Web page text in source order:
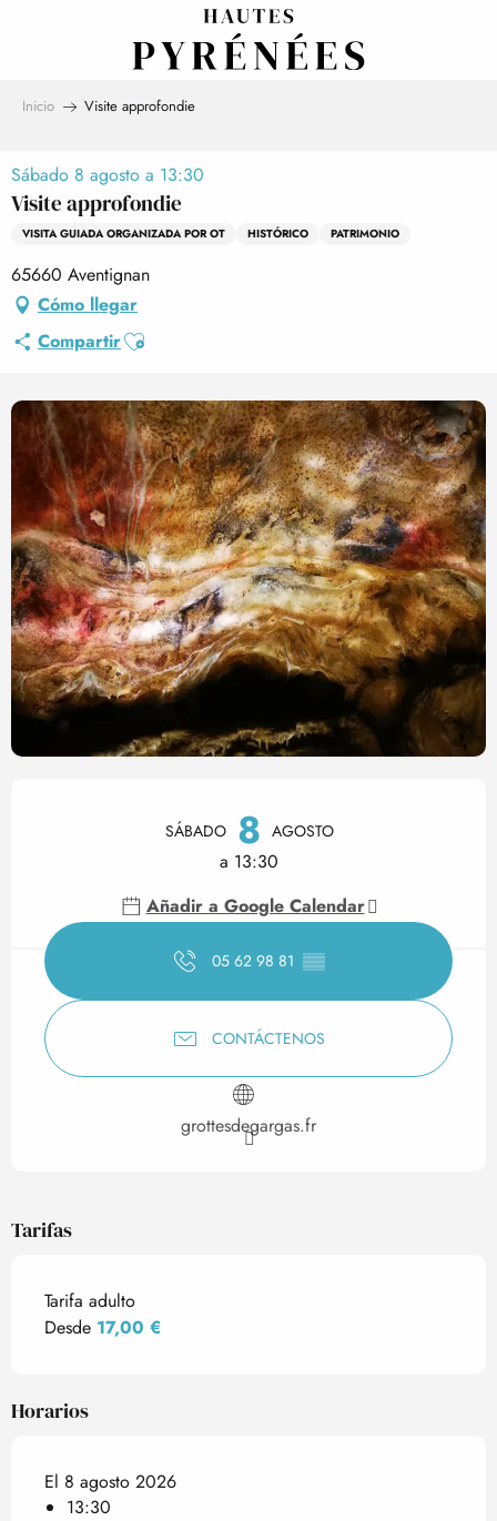
Inicio Visite approfondie
Sábado 8 agosto a 13:30
Visite approfondie
VISITA GUIADA ORGANIZADA POR OT HISTÓRICO PATRIMONIO
65660 Aventignan
Cómo llegar
CompartirAjouter aux favoris
Horarios y datos de
SÁBADO 8 AGOSTO
a 13:30
Añadir a Google Calendar
05 62 98 81 ▒▒
CONTÁCTENOS
grottesdegargas.fr
Tarifas
Tarifa adulto
Desde 17,00 €
Horarios
El 8 agosto 2026
13:30